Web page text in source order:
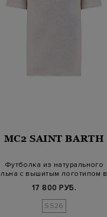
MC2 SAINT BARTH
Футболка из натурального
льна с вышитым логотипом в
17 800 РУБ.
SS26